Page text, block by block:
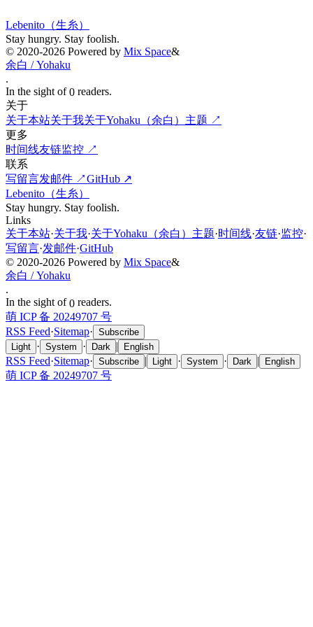
Lebenito（生糸）
Stay hungry. Stay foolish.
© 2020-2026 Powered by Mix Space&
余白 / Yohaku
.
In the sight of0 readers.
关于
关于本站关于我关于Yohaku（余白）主题 ↗
更多
时间线友链监控 ↗
联系
写留言发邮件 ↗GitHub ↗
Lebenito（生糸）
Stay hungry. Stay foolish.
Links
关于本站·关于我·关于Yohaku（余白）主题·时间线·友链·监控·
写留言·发邮件·GitHub
© 2020-2026 Powered by Mix Space&
余白 / Yohaku
.
In the sight of0 readers.
萌 ICP 备 20249707 号
RSS Feed·Sitemap· Subscribe
Light · System · Dark | English
RSS Feed·Sitemap· Subscribe | Light · System · Dark | English
萌 ICP 备 20249707 号